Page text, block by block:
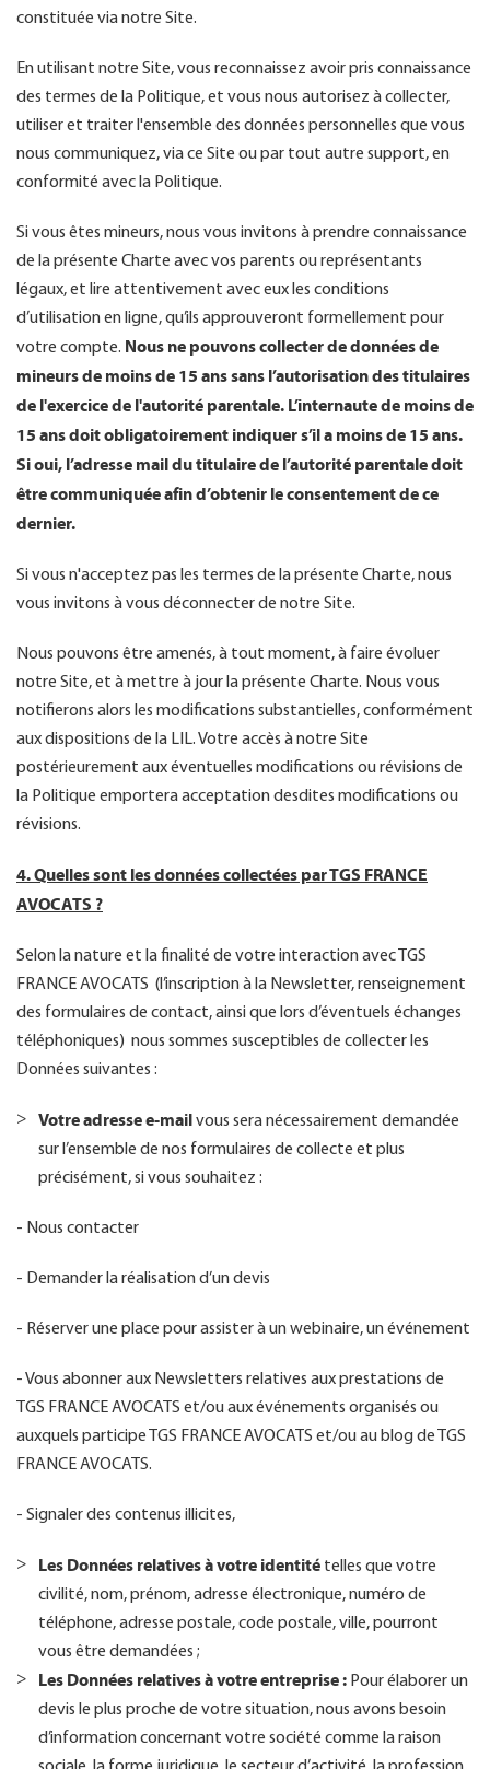
constituée via notre Site.
En utilisant notre Site, vous reconnaissez avoir pris connaissance
des termes de la Politique, et vous nous autorisez à collecter,
utiliser et traiter l'ensemble des données personnelles que vous
nous communiquez, via ce Site ou par tout autre support, en
conformité avec la Politique.
Si vous êtes mineurs, nous vous invitons à prendre connaissance
de la présente Charte avec vos parents ou représentants
légaux, et lire attentivement avec eux les conditions
d’utilisation en ligne, qu’ils approuveront formellement pour
votre compte. Nous ne pouvons collecter de données de
mineurs de moins de 15 ans sans l’autorisation des titulaires
de l'exercice de l'autorité parentale. L’internaute de moins de
15 ans doit obligatoirement indiquer s’il a moins de 15 ans.
Si oui, l’adresse mail du titulaire de l’autorité parentale doit
être communiquée afin d’obtenir le consentement de ce
dernier.
Si vous n'acceptez pas les termes de la présente Charte, nous
vous invitons à vous déconnecter de notre Site.
Nous pouvons être amenés, à tout moment, à faire évoluer
notre Site, et à mettre à jour la présente Charte. Nous vous
notifierons alors les modifications substantielles, conformément
aux dispositions de la LIL. Votre accès à notre Site
postérieurement aux éventuelles modifications ou révisions de
la Politique emportera acceptation desdites modifications ou
révisions.
4. Quelles sont les données collectées par TGS FRANCE
AVOCATS ?
Selon la nature et la finalité de votre interaction avec TGS
FRANCE AVOCATS (l’inscription à la Newsletter, renseignement
des formulaires de contact, ainsi que lors d’éventuels échanges
téléphoniques) nous sommes susceptibles de collecter les
Données suivantes :
Votre adresse e-mailvous sera nécessairement demandée
sur l’ensemble de nos formulaires de collecte et plus
précisément, si vous souhaitez :
- Nous contacter
- Demander la réalisation d’un devis
- Réserver une place pour assister à un webinaire, un événement
- Vous abonner aux Newsletters relatives aux prestations de
TGS FRANCE AVOCATS et/ou aux événements organisés ou
auxquels participe TGS FRANCE AVOCATS et/ou au blog de TGS
FRANCE AVOCATS.
- Signaler des contenus illicites,
Les Données relatives à votre identité telles que votre
civilité, nom, prénom, adresse électronique, numéro de
téléphone, adresse postale, code postale, ville, pourront
vous être demandées ;
Les Données relatives à votre entreprise : Pour élaborer un
devis le plus proche de votre situation, nous avons besoin
d’information concernant votre société comme la raison